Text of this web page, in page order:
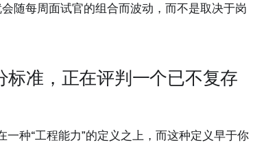
随每周面试官的组合而波动，而不是取决于岗
标准，正在评判一个已不复存
种“工程能力”的定义之上，而这种定义早于你